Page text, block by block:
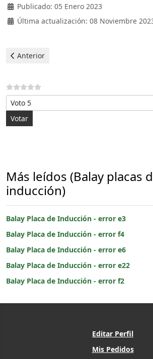
Publicado: 05 Enero 2023
Última actualización: 08 Noviembre
Artículo anterior: Balay Placa de
Anterior
Por favor, vote
Más leídos (Balay placas
inducción)
Balay Placa de Inducción - error e3
Balay Placa de Inducción - error f4
Balay Placa de Inducción - error e6
Balay Placa de Inducción - error e22
Balay Placa de Inducción - error f2
Editar Perfil
Mis Pedidos